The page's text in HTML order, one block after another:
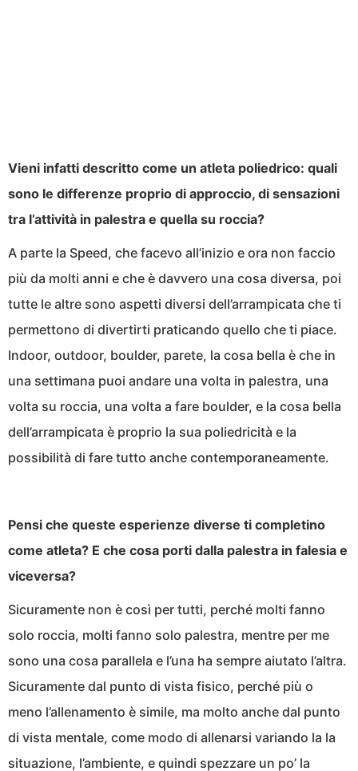
Vieni infatti descritto come un atleta poliedrico: quali
sono le differenze proprio di approccio, di sensazioni
tra l’attività in palestra e quella su roccia?
A parte la Speed, che facevo all’inizio e ora non faccio
più da molti anni e che è davvero una cosa diversa, poi
tutte le altre sono aspetti diversi dell’arrampicata che ti
permettono di divertirti praticando quello che ti piace.
Indoor, outdoor, boulder, parete, la cosa bella è che in
una settimana puoi andare una volta in palestra, una
volta su roccia, una volta a fare boulder, e la cosa bella
dell’arrampicata è proprio la sua poliedricità e la
possibilità di fare tutto anche contemporaneamente.
Pensi che queste esperienze diverse ti completino
come atleta? E che cosa porti dalla palestra in falesia e
viceversa?
Sicuramente non è così per tutti, perché molti fanno
solo roccia, molti fanno solo palestra, mentre per me
sono una cosa parallela e l’una ha sempre aiutato l’altra.
Sicuramente dal punto di vista fisico, perché più o
meno l’allenamento è simile, ma molto anche dal punto
di vista mentale, come modo di allenarsi variando la la
situazione, l’ambiente, e quindi spezzare un po’ la